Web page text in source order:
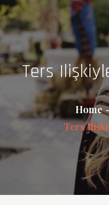
Ters
Home
Ters